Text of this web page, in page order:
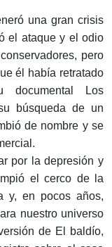
una gran crisis
el ataque y el odio
pero
él había retratado
Los
búsqueda de un
de nombre y se
por la depresión y
el cerco de la
y, en pocos años,
nuestro universo
de El baldío,